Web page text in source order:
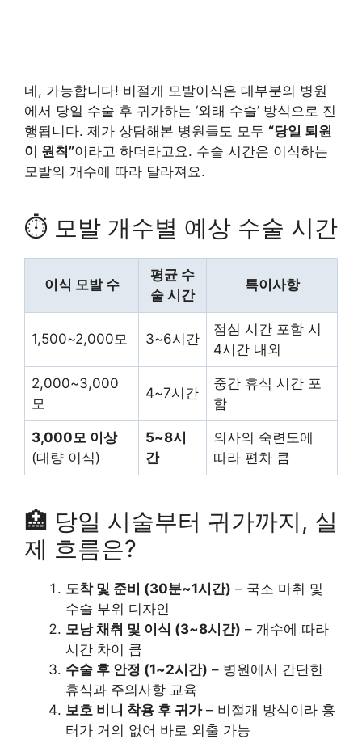
네, 가능합니다! 비절개 모발이식은 대부분의 병원
에서 당일 수술 후 귀가하는 ‘외래 수술’ 방식으로 진
행됩니다. 제가 상담해본 병원들도 모두 “당일 퇴원
이 원칙”이라고 하더라고요. 수술 시간은 이식하는
모발의 개수에 따라 달라져요.
⏱️ 모발 개수별 예상 수술 시간
이식 모발 수
평균 수
술 시간
특이사항
1,500~2,000모 3~6시간
점심 시간 포함 시
4시간 내외
2,000~3,000
모
4~7시간
중간 휴식 시간 포
함
3,000모 이상
(대량 이식)
5~8시
간
의사의 숙련도에
따라 편차 큼
🏥 당일 시술부터 귀가까지, 실
제 흐름은?
도착 및 준비 (30분~1시간) – 국소 마취 및
수술 부위 디자인
모낭 채취 및 이식 (3~8시간) – 개수에 따라
시간 차이 큼
수술 후 안정 (1~2시간) – 병원에서 간단한
휴식과 주의사항 교육
보호 비니 착용 후 귀가– 비절개 방식이라 흉
터가 거의 없어 바로 외출 가능